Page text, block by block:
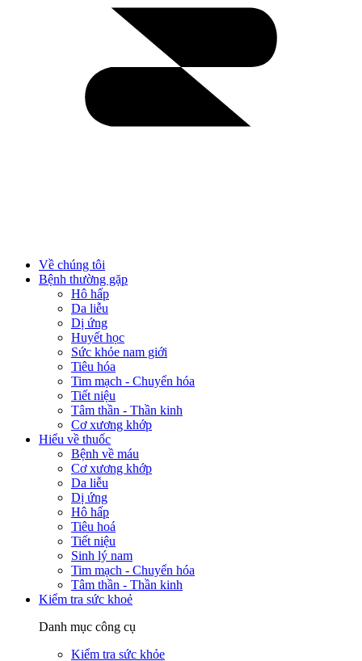
Về chúng tôi
Bệnh thường gặp
Hô hấp
Da liễu
Dị ứng
Huyết học
Sức khỏe nam giới
Tiêu hóa
Tim mạch - Chuyển hóa
Tiết niệu
Tâm thần - Thần kinh
Cơ xương khớp
Hiểu về thuốc
Bệnh về máu
Cơ xương khớp
Da liễu
Dị ứng
Hô hấp
Tiêu hoá
Tiết niệu
Sinh lý nam
Tim mạch - Chuyển hóa
Tâm thần - Thần kinh
Kiểm tra sức khoẻ
Danh mục công cụ
Kiểm tra sức khỏe